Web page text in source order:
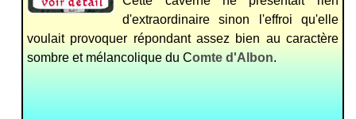
d'extraordinaire sinon l'effroi qu'elle
voulait provoquer répondant assez bien au caractère
sombre et mélancolique du Comte d'Albon.